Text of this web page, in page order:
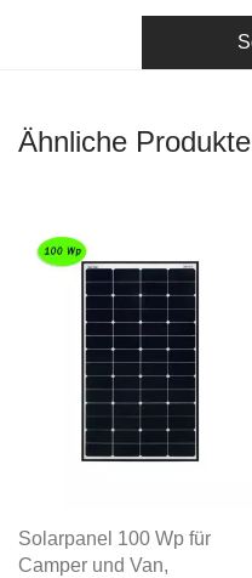
Ähnliche Produkte
Solarpanel 100 Wp für
Camper und Van,